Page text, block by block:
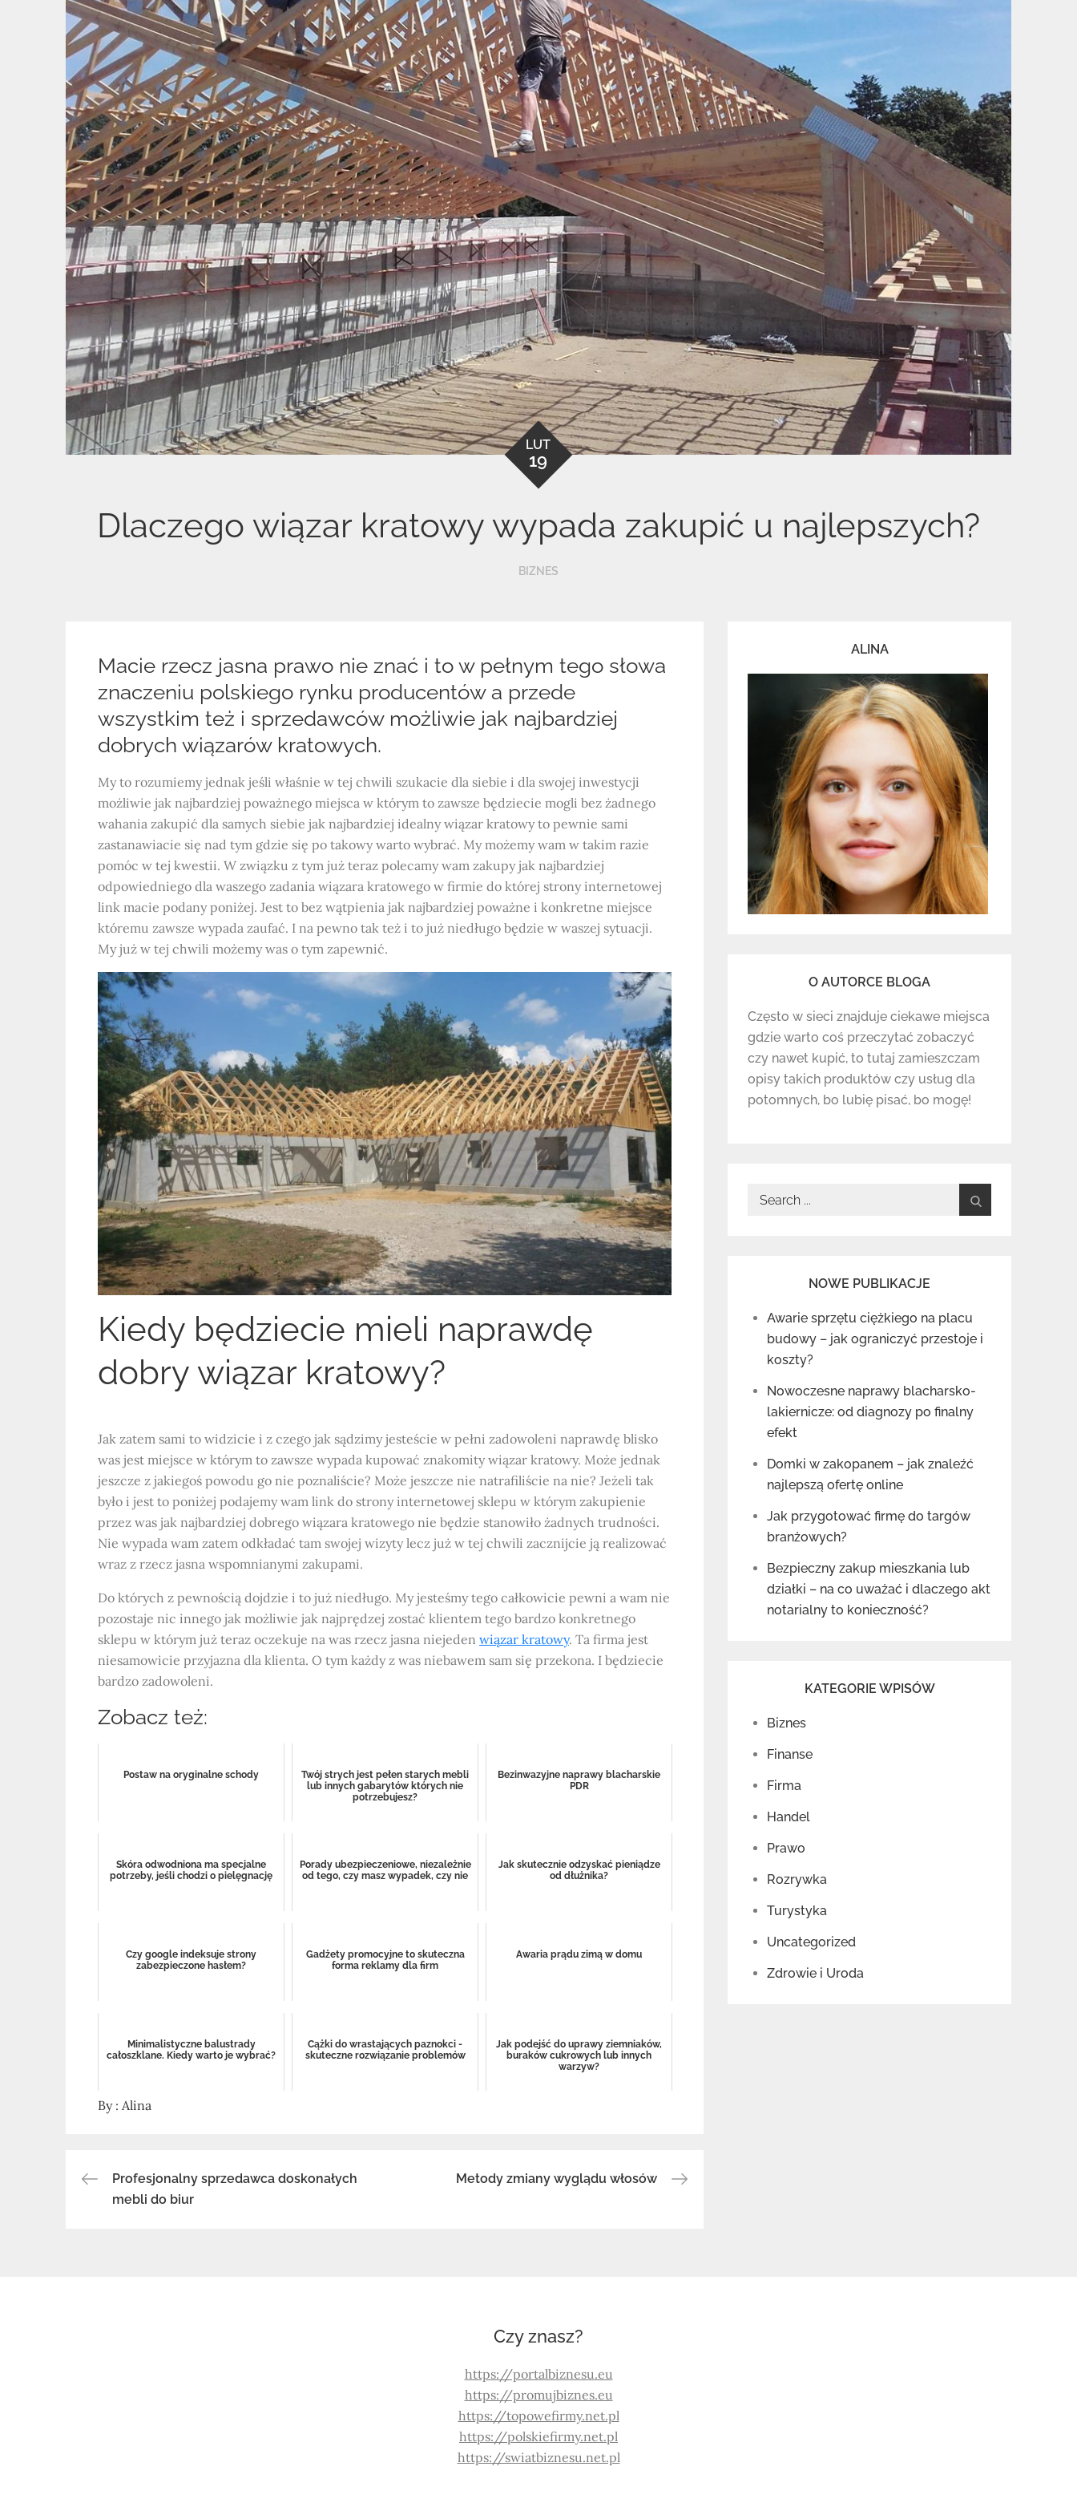
LUT
19
Dlaczego wiązar kratowy wypada zakupić u najlepszych?
BIZNES
Macie rzecz jasna prawo nie znać i to w pełnym tego słowa
znaczeniu polskiego rynku producentów a przede
wszystkim też i sprzedawców możliwie jak najbardziej
dobrych wiązarów kratowych.
My to rozumiemy jednak jeśli właśnie w tej chwili szukacie dla siebie i dla swojej inwestycji
możliwie jak najbardziej poważnego miejsca w którym to zawsze będziecie mogli bez żadnego
wahania zakupić dla samych siebie jak najbardziej idealny wiązar kratowy to pewnie sami
zastanawiacie się nad tym gdzie się po takowy warto wybrać. My możemy wam w takim razie
pomóc w tej kwestii. W związku z tym już teraz polecamy wam zakupy jak najbardziej
odpowiedniego dla waszego zadania wiązara kratowego w firmie do której strony internetowej
link macie podany poniżej. Jest to bez wątpienia jak najbardziej poważne i konkretne miejsce
któremu zawsze wypada zaufać. I na pewno tak też i to już niedługo będzie w waszej sytuacji.
My już w tej chwili możemy was o tym zapewnić.
Kiedy będziecie mieli naprawdę
dobry wiązar kratowy?
Jak zatem sami to widzicie i z czego jak sądzimy jesteście w pełni zadowoleni naprawdę blisko
was jest miejsce w którym to zawsze wypada kupować znakomity wiązar kratowy. Może jednak
jeszcze z jakiegoś powodu go nie poznaliście? Może jeszcze nie natrafiliście na nie? Jeżeli tak
było i jest to poniżej podajemy wam link do strony internetowej sklepu w którym zakupienie
przez was jak najbardziej dobrego wiązara kratowego nie będzie stanowiło żadnych trudności.
Nie wypada wam zatem odkładać tam swojej wizyty lecz już w tej chwili zacznijcie ją realizować
wraz z rzecz jasna wspomnianymi zakupami.
Do których z pewnością dojdzie i to już niedługo. My jesteśmy tego całkowicie pewni a wam nie
pozostaje nic innego jak możliwie jak najprędzej zostać klientem tego bardzo konkretnego
sklepu w którym już teraz oczekuje na was rzecz jasna niejeden wiązar kratowy. Ta firma jest
niesamowicie przyjazna dla klienta. O tym każdy z was niebawem sam się przekona. I będziecie
bardzo zadowoleni.
Zobacz też:
Postaw na oryginalne schody
Twój strych jest pełen starych mebli
lub innych gabarytów których nie
potrzebujesz?
Bezinwazyjne naprawy blacharskie
PDR
Skóra odwodniona ma specjalne
potrzeby, jeśli chodzi o pielęgnację
Porady ubezpieczeniowe, niezależnie
od tego, czy masz wypadek, czy nie
Jak skutecznie odzyskać pieniądze
od dłużnika?
Czy google indeksuje strony
zabezpieczone hasłem?
Gadżety promocyjne to skuteczna
forma reklamy dla firm
Awaria prądu zimą w domu
Minimalistyczne balustrady
całoszklane. Kiedy warto je wybrać?
Cążki do wrastających paznokci -
skuteczne rozwiązanie problemów
Jak podejść do uprawy ziemniaków,
buraków cukrowych lub innych
warzyw?
By : Alina
Nawigacja
Profesjonalny sprzedawca doskonałych
mebli do biur
Metody zmiany wyglądu włosów
ALINA
O AUTORCE BLOGA
Często w sieci znajduje ciekawe miejsca
gdzie warto coś przeczytać zobaczyć
czy nawet kupić, to tutaj zamieszczam
opisy takich produktów czy usług dla
potomnych, bo lubię pisać, bo mogę!
Search
NOWE PUBLIKACJE
Awarie sprzętu ciężkiego na placu
budowy – jak ograniczyć przestoje i
koszty?
Nowoczesne naprawy blacharsko-
lakiernicze: od diagnozy po finalny
efekt
Domki w zakopanem – jak znaleźć
najlepszą ofertę online
Jak przygotować firmę do targów
branżowych?
Bezpieczny zakup mieszkania lub
działki – na co uważać i dlaczego akt
notarialny to konieczność?
KATEGORIE WPISÓW
Biznes
Finanse
Firma
Handel
Prawo
Rozrywka
Turystyka
Uncategorized
Zdrowie i Uroda
Czy znasz?
https://portalbiznesu.eu
https://promujbiznes.eu
https://topowefirmy.net.pl
https://polskiefirmy.net.pl
https://swiatbiznesu.net.pl